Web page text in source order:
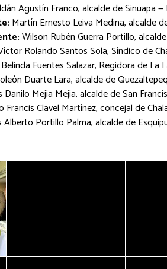
Agustín Franco, alcalde de Sinuapa
Martín Ernesto Leiva Medina, alcalde
Wilson Rubén Guerra Portillo,
Rolando Santos Sola, Síndico de
Fuentes Salazar, Regidora de La
Duarte Lara, alcalde de
Danilo Mejía Mejía, alcalde de San
Francis Clavel Martínez, concejal de
Alberto Portillo Palma, alcalde de